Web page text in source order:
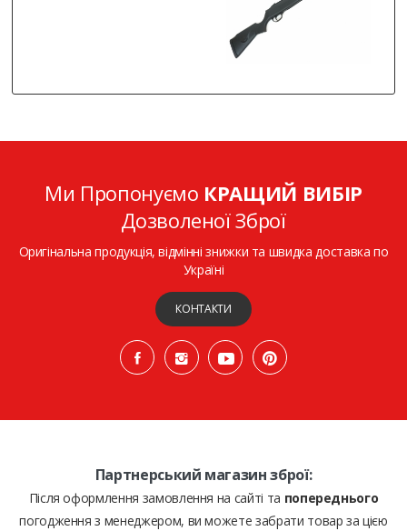
Ми Пропонуємо КРАЩИЙ ВИБІР
Дозволеної Зброї
Оригінальна продукція, відмінні знижки та швидка доставка по
Україні
КОНТАКТИ
Партнерський магазин зброї:
Після оформлення замовлення на сайті та попереднього
погодження з менеджером, ви можете забрати товар за цією